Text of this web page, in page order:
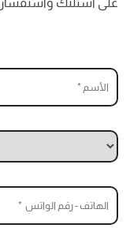
على أسئلتك